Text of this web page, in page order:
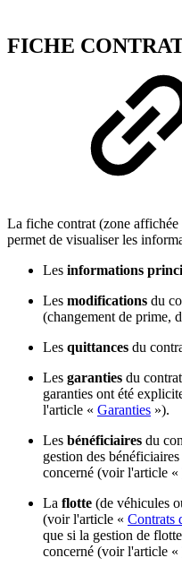
FICHE
La fiche contrat (zone
permet de visualiser les
Les informations
Les modifications du
(changement de prime,
Les quittances du
Les garanties du
garanties ont été
l'article « Garanties »).
Les bénéficiaires du
gestion des
concerné (voir l'article «
La flotte (de véhicules
(voir l'article « Contrats
que si la gestion de
concerné (voir l'article «